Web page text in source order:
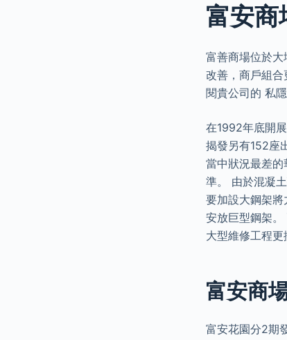
富安商
富善商場位於
改善，商戶組
閱貴公司的 私
在1992年底開
揭發另有152座
當中狀況最差
準。 由於混凝
要加設大鋼架
安放巨型鋼架
大型維修工程更
富安商
富安花園分2期